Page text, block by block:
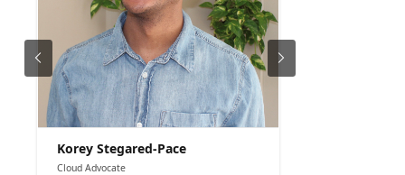
Korey Stegared-Pace
Cloud Advocate